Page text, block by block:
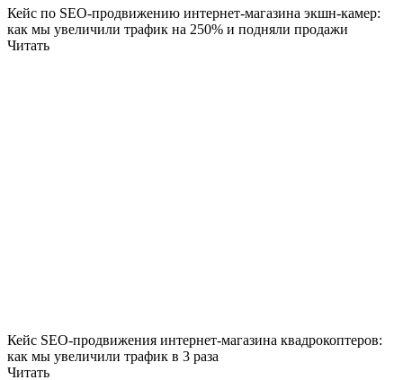
Кейс по SEO-продвижению интернет-магазина экшн-камер:
как мы увеличили трафик на 250% и подняли продажи
Читать
Кейс SEO-продвижения интернет-магазина квадрокоптеров:
как мы увеличили трафик в 3 раза
Читать